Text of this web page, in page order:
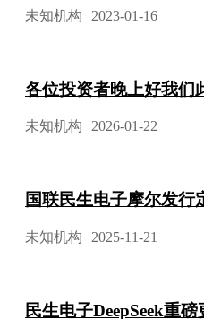
未知机构 2023-01-16
各位投资者晚上好我们
未知机构 2026-01-22
国联民生电子摩尔发行
未知机构 2025-11-21
民生电子DeepSeek重